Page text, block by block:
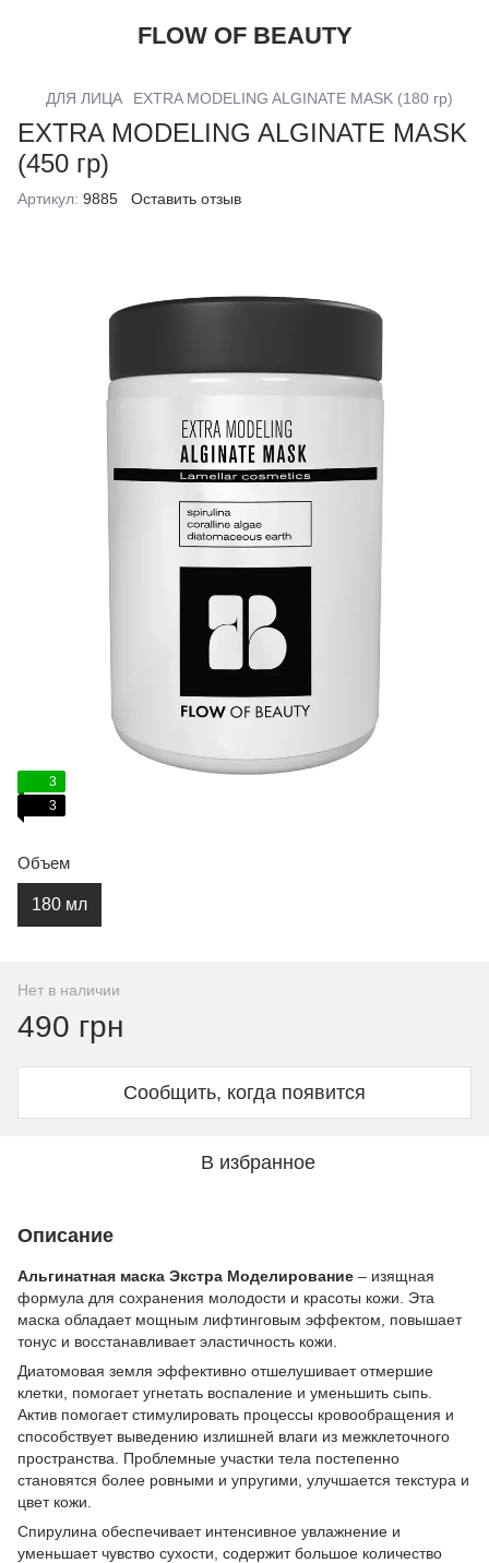
FLOW OF BEAUTY
ДЛЯ ЛИЦА EXTRA MODELING ALGINATE MASK (180 гр)
EXTRA MODELING ALGINATE MASK
(450 гр)
Артикул: 9885 Оставить отзыв
3
3
Объем
180 мл
Нет в наличии
490 грн
Сообщить, когда появится
В избранное
Описание
Альгинатная маска Экстра Моделирование – изящная
формула для сохранения молодости и красоты кожи. Эта
маска обладает мощным лифтинговым эффектом, повышает
тонус и восстанавливает эластичность кожи.
Диатомовая земля эффективно отшелушивает отмершие
клетки, помогает угнетать воспаление и уменьшить сыпь.
Актив помогает стимулировать процессы кровообращения и
способствует выведению излишней влаги из межклеточного
пространства. Проблемные участки тела постепенно
становятся более ровными и упругими, улучшается текстура и
цвет кожи.
Спирулина обеспечивает интенсивное увлажнение и
уменьшает чувство сухости, содержит большое количество